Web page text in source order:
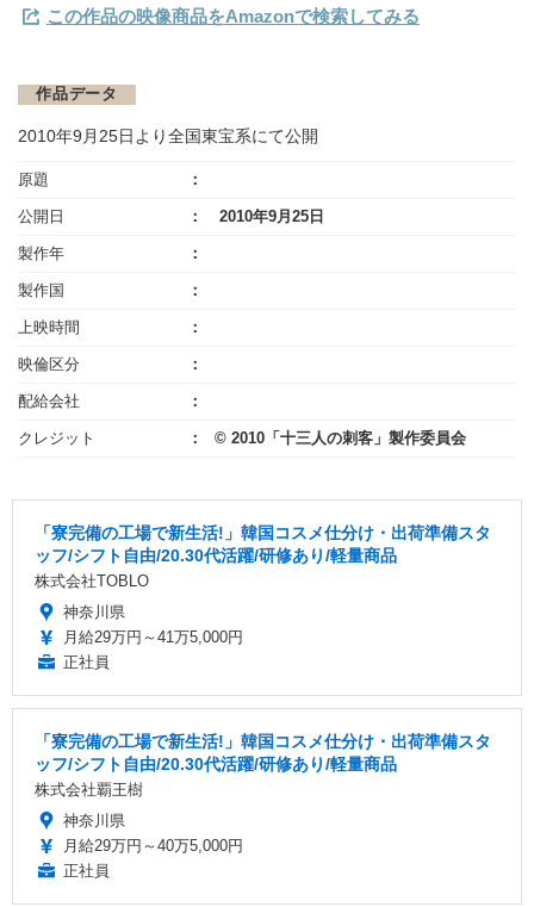
この作品の映像商品をAmazonで検索してみる
作品データ
2010年9月25日より全国東宝系にて公開
原題
公開日 2010年9月25日
製作年
製作国
上映時間
映倫区分
配給会社
クレジット © 2010「十三人の刺客」製作委員会
「寮完備の工場で新生活!」韓国コスメ仕分け・出荷準備スタ
ッフ/シフト自由/20.30代活躍/研修あり/軽量商品
株式会社TOBLO
神奈川県
月給29万円～41万5,000円
正社員
「寮完備の工場で新生活!」韓国コスメ仕分け・出荷準備スタ
ッフ/シフト自由/20.30代活躍/研修あり/軽量商品
株式会社覇王樹
神奈川県
月給29万円～40万5,000円
正社員